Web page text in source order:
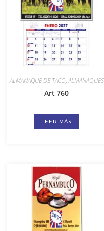
ALMANAQUE DE TACO,ALMANAQUES
Art 760
LEER MÁS